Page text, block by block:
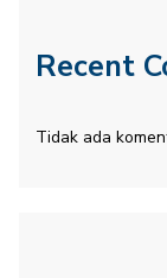
Recent
Tidak ada